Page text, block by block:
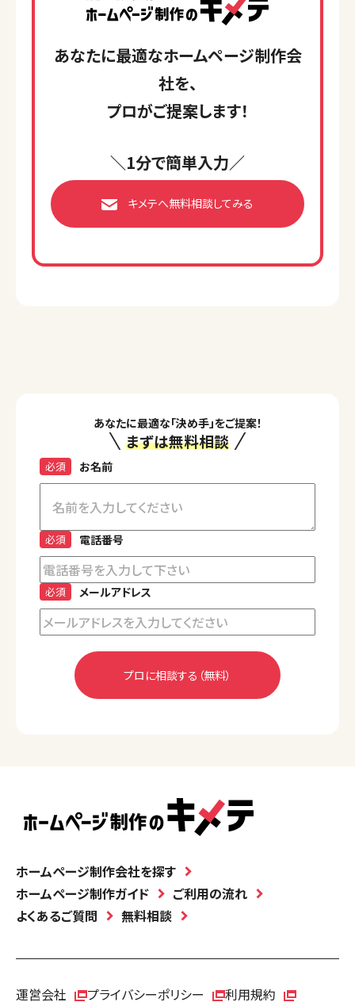
あなたに最適なホームページ制作会
社を、
プロがご提案します！
＼1分で簡単入力／
キメテへ無料相談してみる
あなたに最適な「決め手」をご提案！
まずは無料相談
お名前
必須
電話番号
必須
メールアドレス
必須
ホームページ制作会社を探す
ホームページ制作ガイド
ご利用の流れ
よくあるご質問
無料相談
運営会社 プライバシーポリシー 利用規約